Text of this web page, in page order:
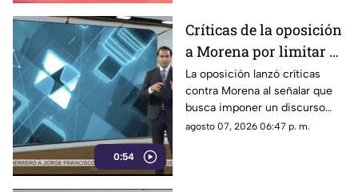
0:54
Críticas de la oposición
a Morena por limitar el
debate político
La oposición lanzó críticas
contra Morena al señalar que
busca imponer un discurso
único y limitar las voces que
agosto 07, 2026 06:47 p. m.